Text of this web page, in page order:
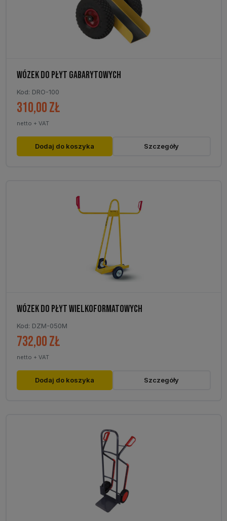
WÓZEK DO PŁYT GABARYTOWYCH
Kod: DRO-100
310,00zł
netto + VAT
Dodaj do koszyka Szczegóły
WÓZEK DO PŁYT WIELKOFORMATOWYCH
Kod: DZM-050M
732,00zł
netto + VAT
Dodaj do koszyka Szczegóły